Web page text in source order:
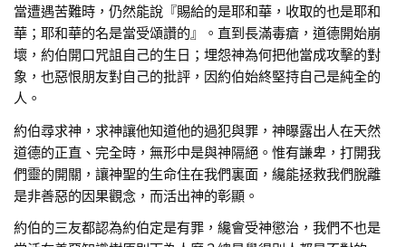
當遭遇苦難時，仍然能說『賜給的是耶和華，收取的也是耶和
華；耶和華的名是當受頌讚的』。直到長滿毒瘡，道德開始崩
壞，約伯開口咒詛自己的生日；埋怨神為何把他當成攻擊的對
象，也惡恨朋友對自己的批評，因約伯始終堅持自己是純全的
人。
約伯尋求神，求神讓他知道他的過犯與罪，神曝露出人在天然
道德的正直、完全時，無形中是與神隔絕。惟有謙卑，打開我
們靈的開關，讓神聖的生命住在我們裏面，纔能拯救我們脫離
是非善惡的因果觀念，而活出神的彰顯。
約伯的三友都認為約伯定是有罪，纔會受神懲治，我們不也是